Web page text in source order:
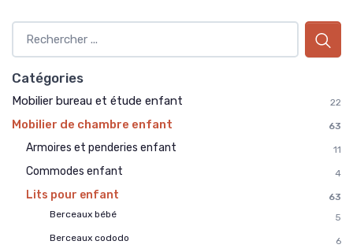
Catégories
Mobilier bureau et étude enfant 22
Mobilier de chambre enfant 63
Armoires et penderies enfant 11
Commodes enfant 4
Lits pour enfant
63
Berceaux bébé
5
Berceaux cododo
6